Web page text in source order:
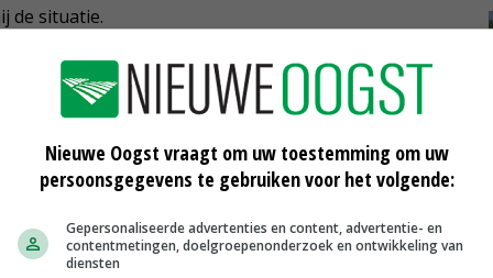
de situatie.
tulpen geteeld. Het areaal is dit seizoen met 7
seizoen. Volgens Smit valt zeker zo'n 10
aanbod is dus kleiner dan in het afgelopen seizoen.'
schade in prijs zullen stijgen. 'Grosso modo is het
telers die zwaar zijn getroffen.' Bollentelers kunnen
Nieuwe Oogst vraagt om uw toestemming om uw
persoonsgegevens te gebruiken voor het volgende:
Gepersonaliseerde advertenties en content, advertentie- en
contentmetingen, doelgroepenonderzoek en ontwikkeling van
diensten